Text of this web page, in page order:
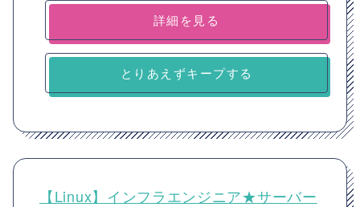
詳細を見る
とりあえずキープする
【Linux】インフラエンジニア★サーバー